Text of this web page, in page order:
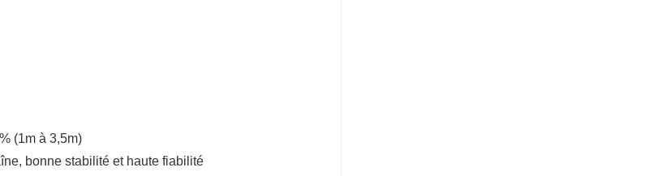
(1m à 3,5m)
bonne stabilité et haute fiabilité